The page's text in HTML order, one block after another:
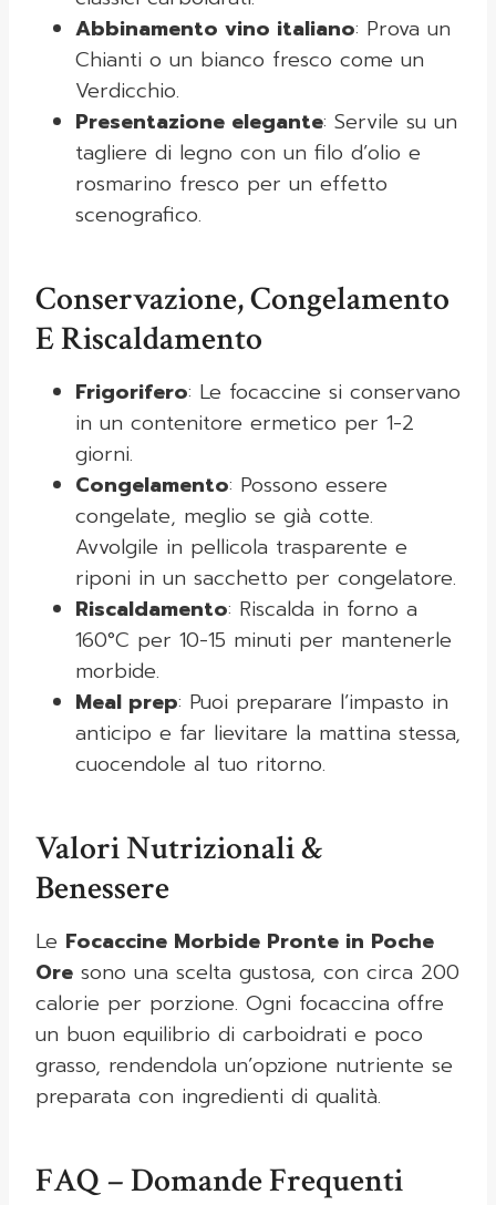
Abbinamento vino italiano: Prova un
Chianti o un bianco fresco come un
Verdicchio.
Presentazione elegante: Servile su un
tagliere di legno con un filo d’olio e
rosmarino fresco per un effetto
scenografico.
Conservazione, Congelamento
E Riscaldamento
Frigorifero: Le focaccine si conservano
in un contenitore ermetico per 1-2
giorni.
Congelamento: Possono essere
congelate, meglio se già cotte.
Avvolgile in pellicola trasparente e
riponi in un sacchetto per congelatore.
Riscaldamento: Riscalda in forno a
160°C per 10-15 minuti per mantenerle
morbide.
Meal prep: Puoi preparare l’impasto in
anticipo e far lievitare la mattina stessa,
cuocendole al tuo ritorno.
Valori Nutrizionali &
Benessere
Le Focaccine Morbide Pronte in Poche
Ore sono una scelta gustosa, con circa 200
calorie per porzione. Ogni focaccina offre
un buon equilibrio di carboidrati e poco
grasso, rendendola un’opzione nutriente se
preparata con ingredienti di qualità.
FAQ – Domande Frequenti